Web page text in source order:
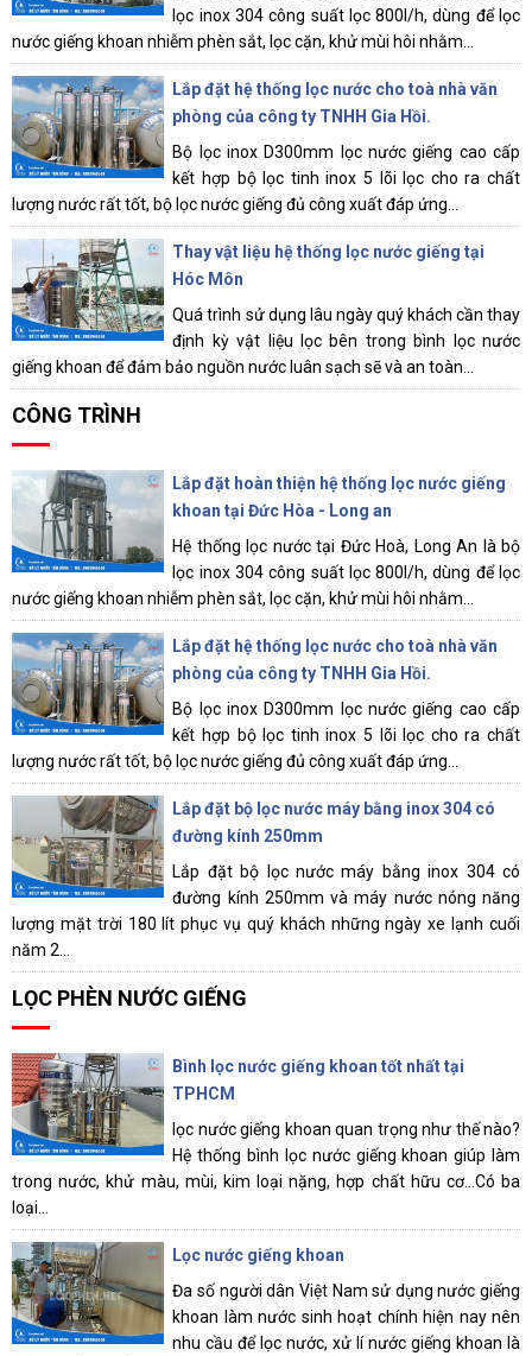
lọc inox 304 công suất lọc 800l/h, dùng để lọc
nước giếng khoan nhiễm phèn sắt, lọc cặn, khử mùi hôi nhằm...
Lắp đặt hệ thống lọc nước cho toà nhà văn
phòng của công ty TNHH Gia Hồi.
Bộ lọc inox D300mm lọc nước giếng cao cấp
kết hợp bộ lọc tinh inox 5 lõi lọc cho ra chất
lượng nước rất tốt, bộ lọc nước giếng đủ công xuất đáp ứng...
Thay vật liệu hệ thống lọc nước giếng tại
Hóc Môn
Quá trình sử dụng lâu ngày quý khách cần thay
định kỳ vật liệu lọc bên trong bình lọc nước
giếng khoan để đảm bảo nguồn nước luân sạch sẽ và an toàn...
CÔNG TRÌNH
Lắp đặt hoàn thiện hệ thống lọc nước giếng
khoan tại Đức Hòa - Long an
Hệ thống lọc nước tại Đức Hoà, Long An là bộ
lọc inox 304 công suất lọc 800l/h, dùng để lọc
nước giếng khoan nhiễm phèn sắt, lọc cặn, khử mùi hôi nhằm...
Lắp đặt hệ thống lọc nước cho toà nhà văn
phòng của công ty TNHH Gia Hồi.
Bộ lọc inox D300mm lọc nước giếng cao cấp
kết hợp bộ lọc tinh inox 5 lõi lọc cho ra chất
lượng nước rất tốt, bộ lọc nước giếng đủ công xuất đáp ứng...
Lắp đặt bộ lọc nước máy bằng inox 304 có
đường kính 250mm
Lắp đặt bộ lọc nước máy bằng inox 304 có
đường kính 250mm và máy nước nóng năng
lượng mặt trời 180 lít phục vụ quý khách những ngày xe lạnh cuối
năm 2...
LỌC PHÈN NƯỚC GIẾNG
Bình lọc nước giếng khoan tốt nhất tại
TPHCM
lọc nước giếng khoan quan trọng như thế nào?
Hệ thống bình lọc nước giếng khoan giúp làm
trong nước, khử màu, mùi, kim loại nặng, hợp chất hữu cơ...Có ba
loại...
Lọc nước giếng khoan
Đa số người dân Việt Nam sử dụng nước giếng
khoan làm nước sinh hoạt chính hiện nay nên
nhu cầu để lọc nước, xử lí nước giếng khoan là